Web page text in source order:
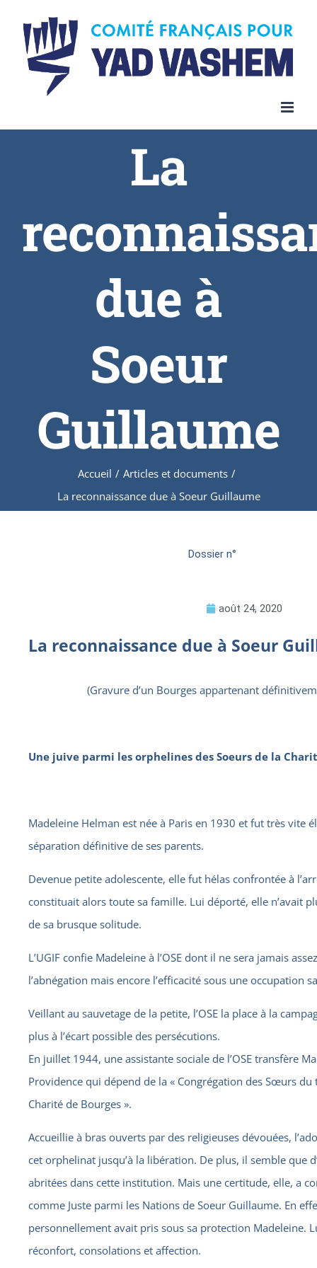
La
due à
Soeur
Guillaume
Accueil / Articles et documents /
La reconnaissance due à Soeur Guillaume
Dossier n°
août 24, 2020
La reconnaissance due à Soeur
(Gravure d’un Bourges appartenant
Une juive parmi les orphelines des Soeurs de la
Madeleine Helman est née à Paris en 1930 et fut très vite
séparation définitive de ses parents.
Devenue petite adolescente, elle fut hélas confrontée à
constituait alors toute sa famille. Lui déporté, elle n’avait
de sa brusque solitude.
L’UGIF confie Madeleine à l’OSE dont il ne sera jamais
l’abnégation mais encore l’efficacité sous une occupation
Veillant au sauvetage de la petite, l’OSE la place à la
plus à l’écart possible des persécutions.
En juillet 1944, une assistante sociale de l’OSE transfère
Providence qui dépend de la « Congrégation des Sœurs du
Charité de Bourges ».
Accueillie à bras ouverts par des religieuses dévouées,
cet orphelinat jusqu’à la libération. De plus, il semble que
abritées dans cette institution. Mais une certitude, elle, a
comme Juste parmi les Nations de Soeur Guillaume. En
personnellement avait pris sous sa protection Madeleine.
réconfort, consolations et affection.